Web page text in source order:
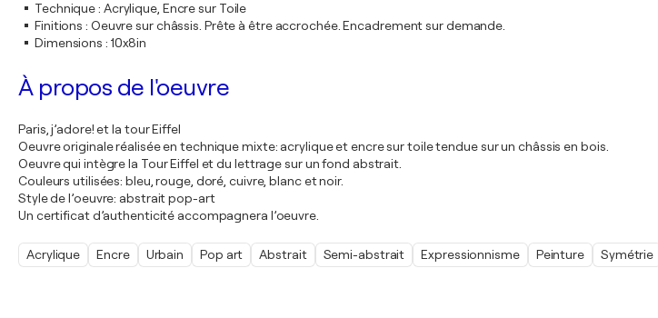
Technique: Acrylique, Encre sur Toile
Finitions : Oeuvre sur châssis. Prête à être accrochée. Encadrement sur demande.
Dimensions : 10x8in
À propos de l'oeuvre
Paris, j’adore! et la tour Eiffel
Oeuvre originale réalisée en technique mixte: acrylique et encre sur toile tendue sur un châssis en bois.
Oeuvre qui intègre la Tour Eiffel et du lettrage sur un fond abstrait.
Couleurs utilisées: bleu, rouge, doré, cuivre, blanc et noir.
Style de l’oeuvre: abstrait pop-art
Un certificat d’authenticité accompagnera l’oeuvre.
Acrylique Encre Urbain Pop art Abstrait Semi-abstrait Expressionnisme Peinture Symétrie